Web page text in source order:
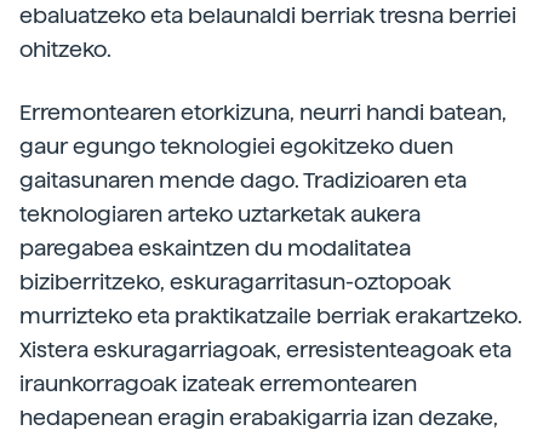
ebaluatzeko eta belaunaldi berriak tresna berriei
ohitzeko.
Erremontearen etorkizuna, neurri handi batean,
gaur egungo teknologiei egokitzeko duen
gaitasunaren mende dago. Tradizioaren eta
teknologiaren arteko uztarketak aukera
paregabea eskaintzen du modalitatea
biziberritzeko, eskuragarritasun-oztopoak
murrizteko eta praktikatzaile berriak erakartzeko.
Xistera eskuragarriagoak, erresistenteagoak eta
iraunkorragoak izateak erremontearen
hedapenean eragin erabakigarria izan dezake,